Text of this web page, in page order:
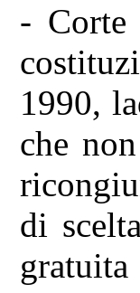
- Corte
1990,
che
di